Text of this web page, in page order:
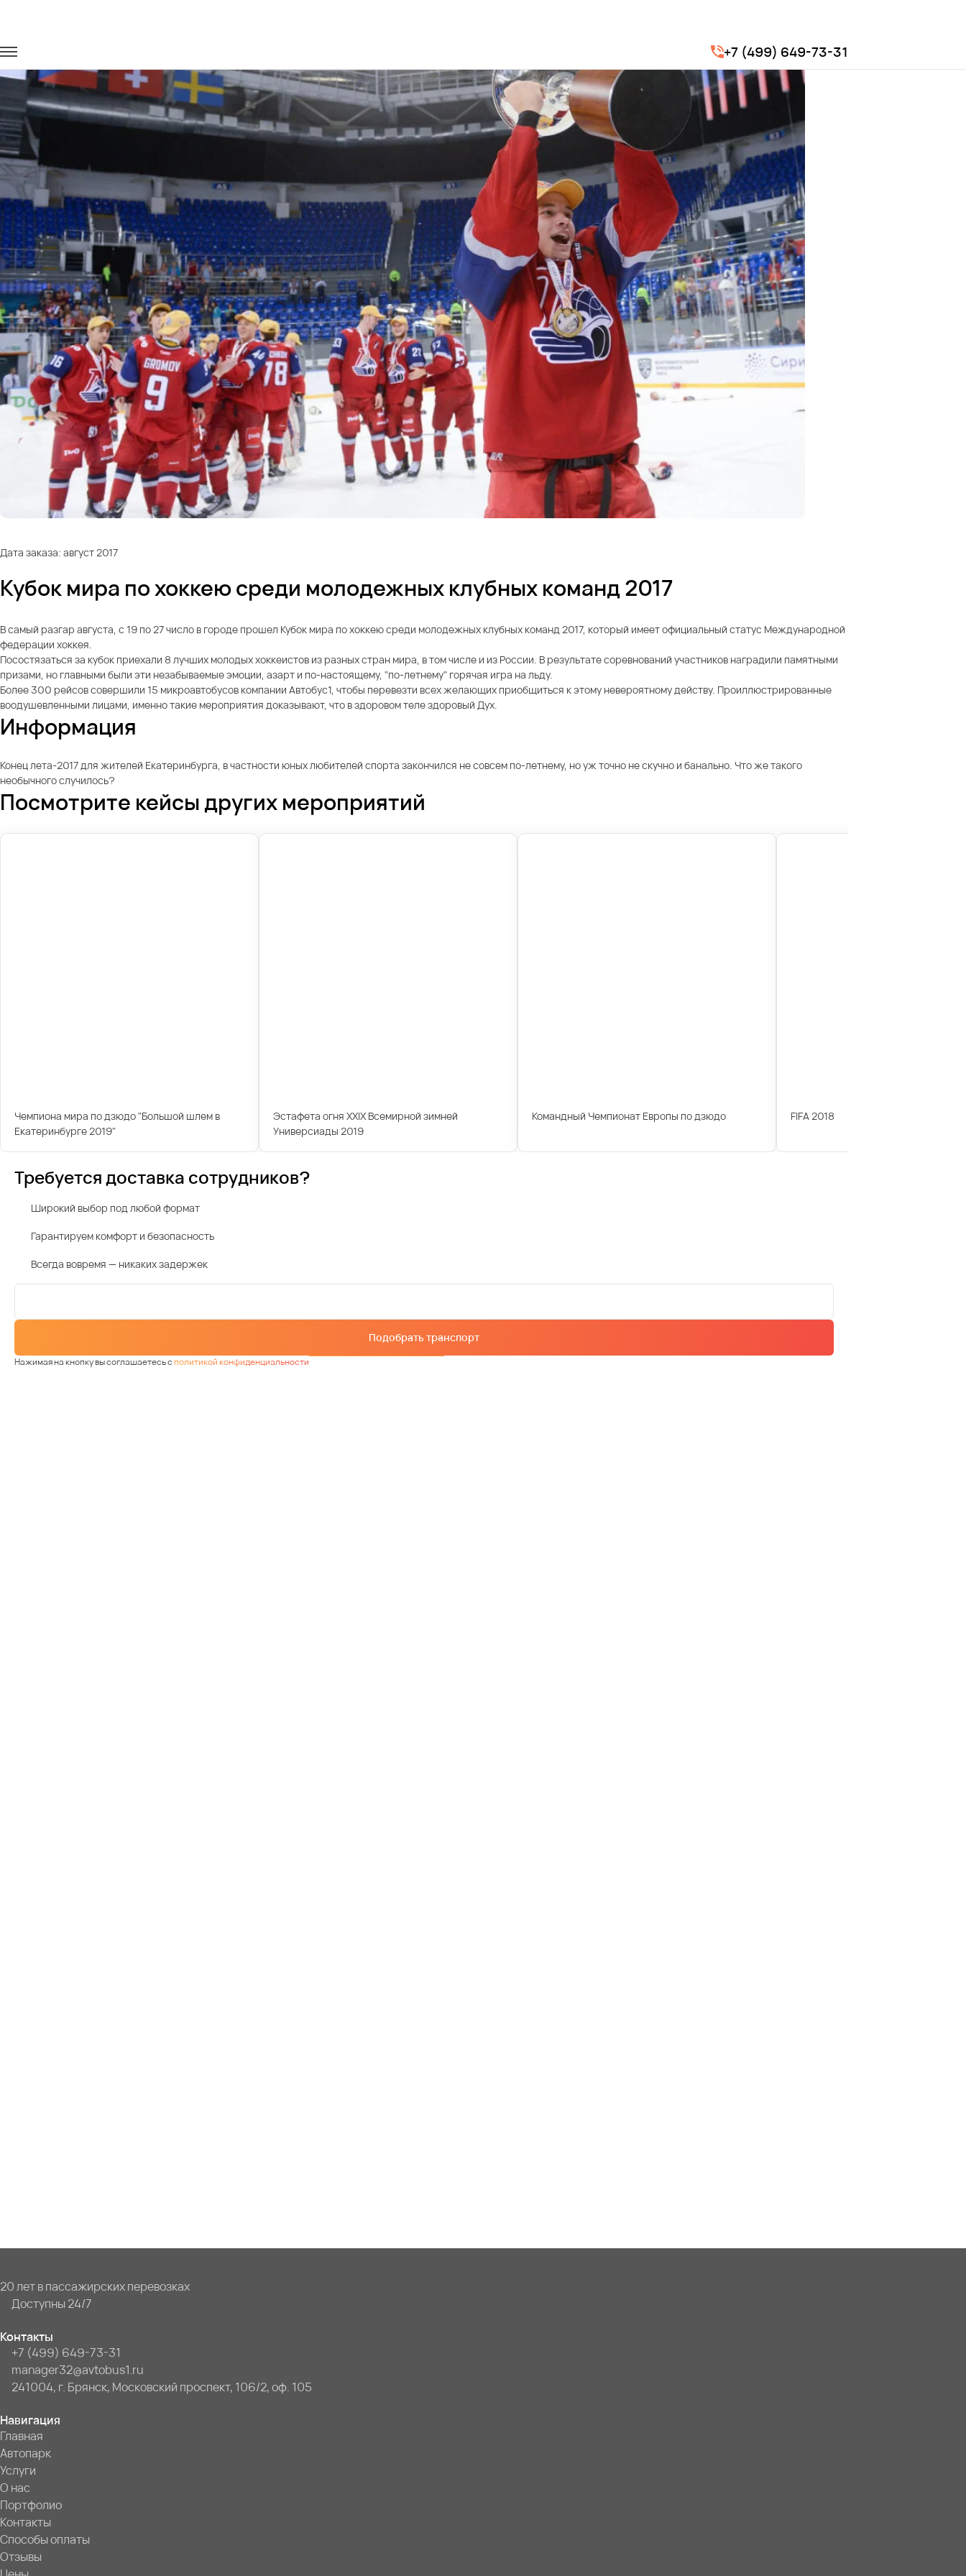
+7 (499) 649-73-31
Дата заказа: август 2017
Кубок мира по хоккею среди молодежных клубных команд 2017
В самый разгар августа, с 19 по 27 число в городе прошел Кубок мира по хоккею среди молодежных клубных команд 2017, который имеет официальный статус Международной
федерации хоккея.
Посостязаться за кубок приехали 8 лучших молодых хоккеистов из разных стран мира, в том числе и из России. В результате соревнований участников наградили памятными
призами, но главными были эти незабываемые эмоции, азарт и по-настоящему, "по-летнему" горячая игра на льду.
Более 300 рейсов совершили 15 микроавтобусов компании Автобус1, чтобы перевезти всех желающих приобщиться к этому невероятному действу. Проиллюстрированные
воодушевленными лицами, именно такие мероприятия доказывают, что в здоровом теле здоровый Дух.
Информация
Конец лета-2017 для жителей Екатеринбурга, в частности юных любителей спорта закончился не совсем по-летнему, но уж точно не скучно и банально. Что же такого
необычного случилось?
Посмотрите кейсы других мероприятий
Чемпиона мира по дзюдо "Большой шлем в
Екатеринбурге 2019"
Эстафета огня XXIX Всемирной зимней
Универсиады 2019
Командный Чемпионат Европы по дзюдо FIFA 2018
Требуется доставка сотрудников?
Широкий выбор под любой формат
Гарантируем комфорт и безопасность
Всегда вовремя — никаких задержек
Подобрать транспорт
Нажимая на кнопку вы соглашаетесь сполитикой конфиденциальности
20 лет в пассажирских перевозках
Доступны 24/7
Контакты
+7 (499) 649-73-31
manager32@avtobus1.ru
241004, г. Брянск, Московский проспект, 106/2, оф. 105
Навигация
Главная
Автопарк
Услуги
О нас
Портфолио
Контакты
Способы оплаты
Отзывы